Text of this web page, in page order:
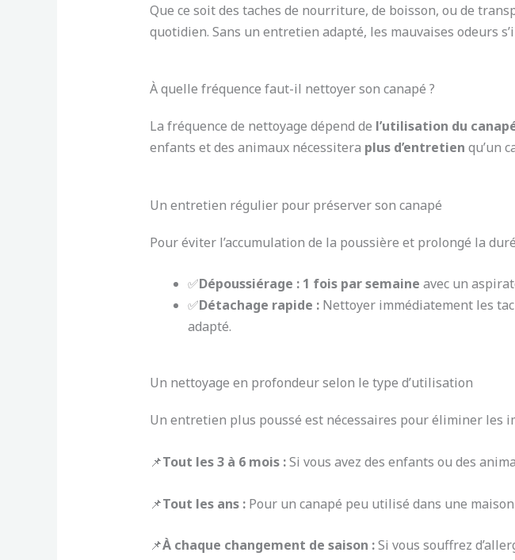
Que ce soit des taches de nourriture, de boisson, ou de
quotidien. Sans un entretien adapté, les mauvaises odeurs
À quelle fréquence faut-il nettoyer son canapé ?
La fréquence de nettoyage dépend de l’utilisation du
enfants et des animaux nécessitera plus d’entretien qu’un
Un entretien régulier pour préserver son canapé
Pour éviter l’accumulation de la poussière et prolongé la
✅Dépoussiérage : 1 fois par semaine avec un
✅Détachage rapide : Nettoyer immédiatement les
adapté.
Un nettoyage en profondeur selon le type d’utilisation
Un entretien plus poussé est nécessaires pour éliminer les
📌Tout les 3 à 6 mois :Si vous avez des enfants ou des
📌Tout les ans :Pour un canapé peu utilisé dans une
📌À chaque changement de saison :Si vous souffrez